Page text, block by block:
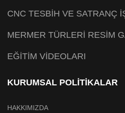
CNC TESBİH VE SATRANÇ
MERMER TÜRLERİ RESİM
EĞİTİM VİDEOLARI
KURUMSAL POLİTİKALAR
HAKKIMIZDA